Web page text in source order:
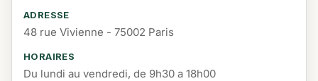
ADRESSE
48 rue Vivienne - 75002 Paris
HORAIRES
Du lundi au vendredi, de 9h30 a 18h00